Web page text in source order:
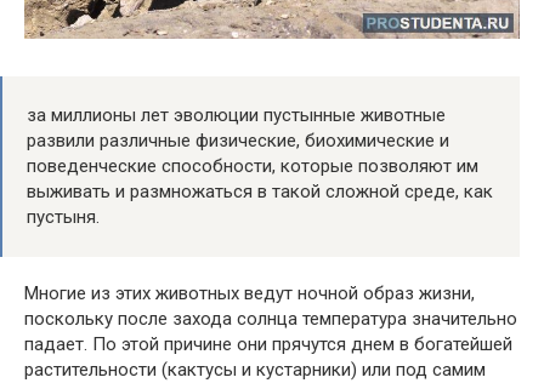
за миллионы лет эволюции пустынные животные
развили различные физические, биохимические и
поведенческие способности, которые позволяют им
выживать и размножаться в такой сложной среде, как
пустыня.
Многие из этих животных ведут ночной образ жизни,
поскольку после захода солнца температура значительно
падает. По этой причине они прячутся днем ​​в богатейшей
растительности (кактусы и кустарники) или под самим